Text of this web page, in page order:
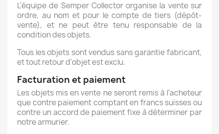
L'équipe de Semper Collector organise la vente sur
ordre, au nom et pour le compte de tiers (dépôt-
vente), et ne peut être tenu responsable de la
condition des objets.
Tous les objets sont vendus sans garantie fabricant,
et tout retour d'objet est exclu.
Facturation et paiement
Les objets mis en vente ne seront remis à l'acheteur
que contre paiement comptant en francs suisses ou
contre un accord de paiement fixe à déterminer par
notre armurier.